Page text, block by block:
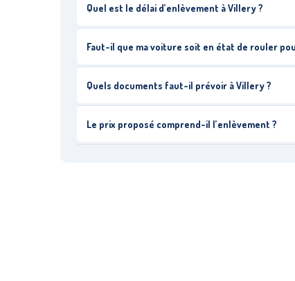
Quel est le délai d’enlèvement à Villery ?
Faut-il que ma voiture soit en état de rouler
Quels documents faut-il prévoir à Villery ?
Le prix proposé comprend-il l’enlèvement ?